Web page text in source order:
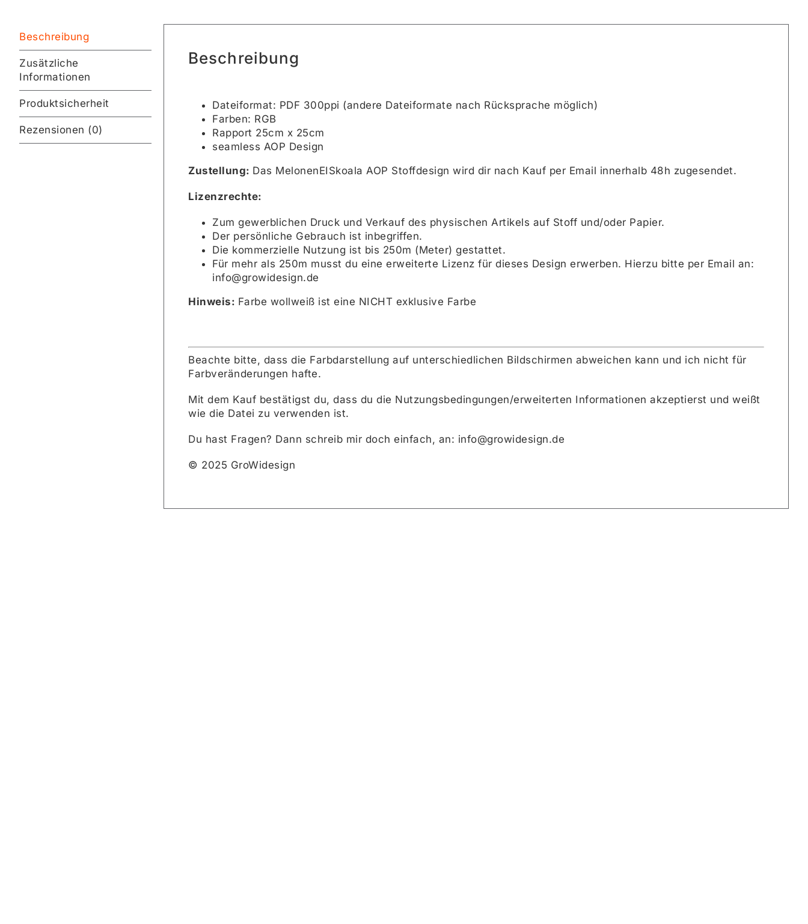
Beschreibung
Zusätzliche
Informationen
Produktsicherheit
Rezensionen (0)
Beschreibung
Dateiformat: PDF 300ppi (andere Dateiformate nach Rücksprache möglich)
Farben: RGB
Rapport 25cm x 25cm
seamless AOP Design
Zustellung: Das MelonenEISkoala AOP Stoffdesign wird dir nach Kauf per Email innerhalb 48h zugesendet.
Lizenzrechte:
Zum gewerblichen Druck und Verkauf des physischen Artikels auf Stoff und/oder Papier.
Der persönliche Gebrauch ist inbegriffen.
Die kommerzielle Nutzung ist bis 250m (Meter) gestattet.
Für mehr als 250m musst du eine erweiterte Lizenz für dieses Design erwerben. Hierzu bitte per Email an:
info@growidesign.de
Hinweis: Farbe wollweiß ist eine NICHT exklusive Farbe
Beachte bitte, dass die Farbdarstellung auf unterschiedlichen Bildschirmen abweichen kann und ich nicht für
Farbveränderungen hafte.
Mit dem Kauf bestätigst du, dass du die Nutzungsbedingungen/erweiterten Informationen akzeptierst und weißt
wie die Datei zu verwenden ist.
Du hast Fragen? Dann schreib mir doch einfach, an: info@growidesign.de
© 2025 GroWidesign